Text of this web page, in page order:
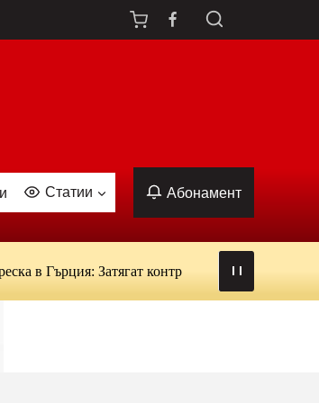
Статии Абонамент
Затягат контрола над кръводаряването